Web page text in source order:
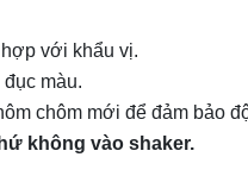
với khẩu vị.
màu.
chôm mới để đảm bảo
không vào shaker.